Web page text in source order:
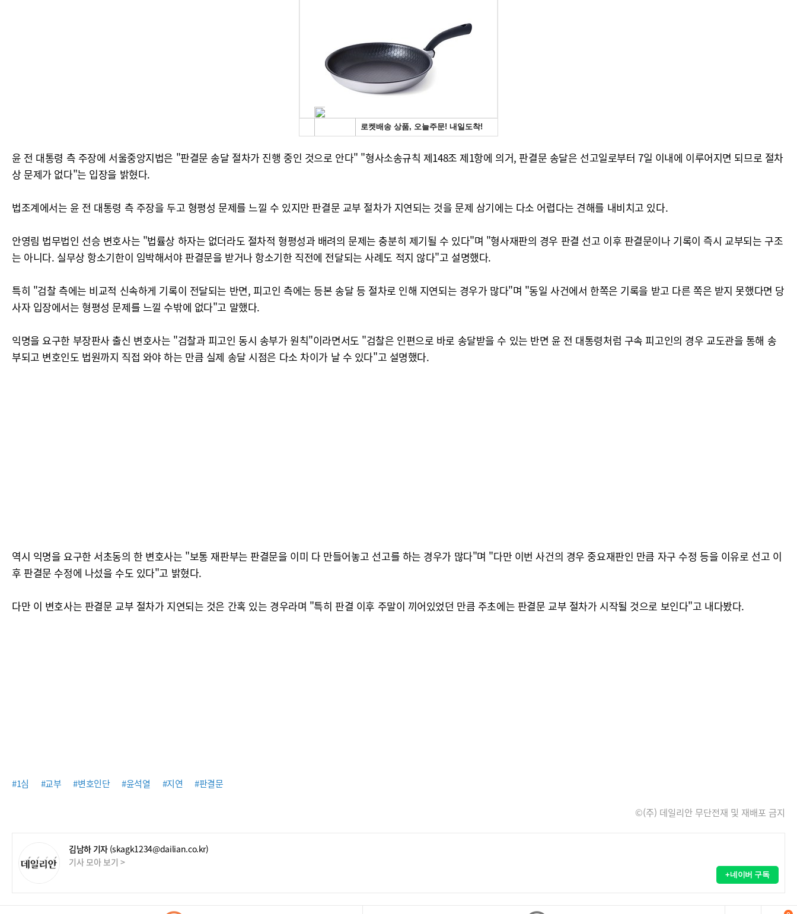
윤 전 대통령 측 주장에 서울중앙지법은 "판결문 송달 절차가 진행 중인 것으로 안다" "형사소송규칙 제148조 제1항에 의거, 판결문 송달은 선고일로부터 7일 이내에 이루어지면 되므로 절차
상 문제가 없다"는 입장을 밝혔다.
법조계에서는 윤 전 대통령 측 주장을 두고 형평성 문제를 느낄 수 있지만 판결문 교부 절차가 지연되는 것을 문제 삼기에는 다소 어렵다는 견해를 내비치고 있다.
안영림 법무법인 선승 변호사는 "법률상 하자는 없더라도 절차적 형평성과 배려의 문제는 충분히 제기될 수 있다"며 "형사재판의 경우 판결 선고 이후 판결문이나 기록이 즉시 교부되는 구조
는 아니다. 실무상 항소기한이 임박해서야 판결문을 받거나 항소기한 직전에 전달되는 사례도 적지 않다"고 설명했다.
특히 "검찰 측에는 비교적 신속하게 기록이 전달되는 반면, 피고인 측에는 등본 송달 등 절차로 인해 지연되는 경우가 많다"며 "동일 사건에서 한쪽은 기록을 받고 다른 쪽은 받지 못했다면 당
사자 입장에서는 형평성 문제를 느낄 수밖에 없다"고 말했다.
익명을 요구한 부장판사 출신 변호사는 "검찰과 피고인 동시 송부가 원칙"이라면서도 "검찰은 인편으로 바로 송달받을 수 있는 반면 윤 전 대통령처럼 구속 피고인의 경우 교도관을 통해 송
부되고 변호인도 법원까지 직접 와야 하는 만큼 실제 송달 시점은 다소 차이가 날 수 있다"고 설명했다.
역시 익명을 요구한 서초동의 한 변호사는 "보통 재판부는 판결문을 이미 다 만들어놓고 선고를 하는 경우가 많다"며 "다만 이번 사건의 경우 중요재판인 만큼 자구 수정 등을 이유로 선고 이
후 판결문 수정에 나섰을 수도 있다"고 밝혔다.
다만 이 변호사는 판결문 교부 절차가 지연되는 것은 간혹 있는 경우라며 "특히 판결 이후 주말이 끼어있었던 만큼 주초에는 판결문 교부 절차가 시작될 것으로 보인다"고 내다봤다.
#1심 #교부 #변호인단 #윤석열 #지연 #판결문
©(주) 데일리안 무단전재 및 재배포 금지
김남하 기자 (skagk1234@dailian.co.kr)
기사 모아 보기 >
+네이버 구독